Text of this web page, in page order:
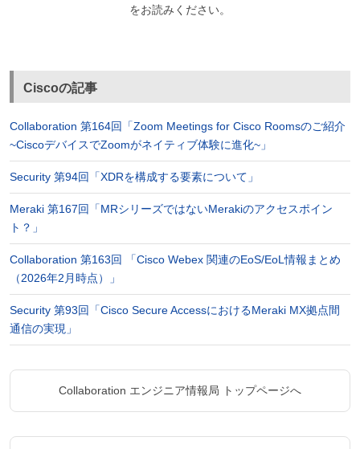
をお読みください。
Ciscoの記事
Collaboration 第164回「Zoom Meetings for Cisco Roomsのご紹介
~CiscoデバイスでZoomがネイティブ体験に進化~」
Security 第94回「XDRを構成する要素について」
Meraki 第167回「MRシリーズではないMerakiのアクセスポイン
ト？」
Collaboration 第163回 「Cisco Webex 関連のEoS/EoL情報まとめ
（2026年2月時点）」
Security 第93回「Cisco Secure AccessにおけるMeraki MX拠点間
通信の実現」
Collaboration エンジニア情報局 トップページへ